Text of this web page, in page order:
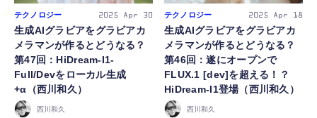
テクノロジー 2025 Apr 30
生成AIグラビアをグラビアカ
メラマンが作るとどうなる？
第47回：HiDream-I1-
Full/Devをローカル生成
+α（西川和久）
西川和久
テクノロジー 2025 Apr 18
生成AIグラビアをグラビアカ
メラマンが作るとどうなる？
第46回：遂にオープンで
FLUX.1 [dev]を超える！？
HiDream-I1登場（西川和久）
西川和久